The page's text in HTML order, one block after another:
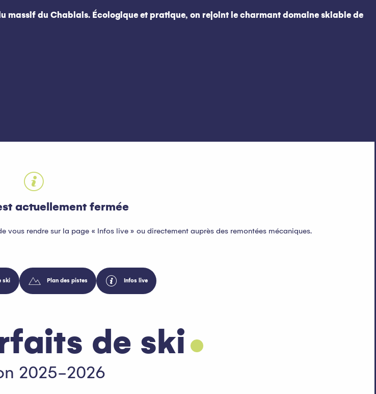
massif du Chablais. Écologique et pratique, on rejoint le charmant domaine skiable de
actuellement fermée
vous rendre sur la page « Infos live » ou directement auprès des remontées mécaniques.
ski Plan des pistes Infos live
de ski
2025-2026